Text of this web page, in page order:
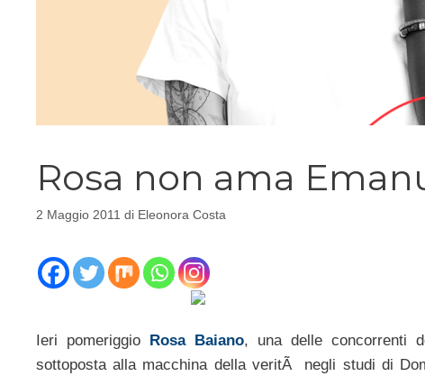
Rosa non ama
2 Maggio 2011 di Eleonora Costa
Ieri pomeriggio Rosa Baiano, una delle concorrenti
sottoposta alla macchina della veritÃ negli studi di